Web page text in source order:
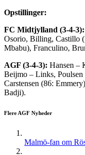
Opstillinger:
FC Midtjylland (3-4-3):
Osorio, Billing, Castillo
Mbabu), Franculino,
AGF (3-4-3): Hansen –
Beijmo – Links, Poulsen
Carstensen (86:
Badji).
Flere AGF Nyheder
Malmö-fan om